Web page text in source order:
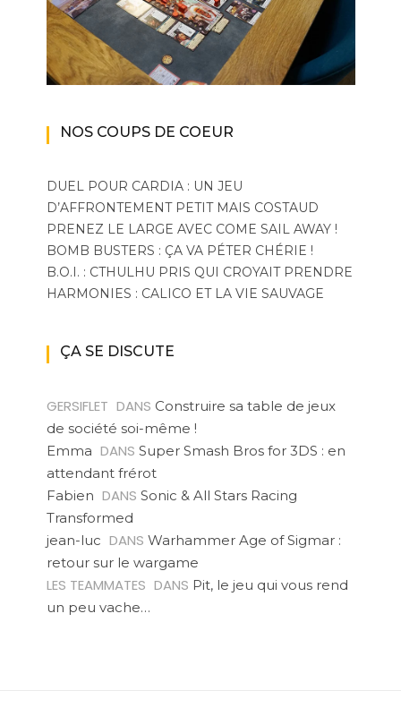
NOS COUPS DE COEUR
DUEL POUR CARDIA : UN JEU
D’AFFRONTEMENT PETIT MAIS COSTAUD
PRENEZ LE LARGE AVEC COME SAIL AWAY !
BOMB BUSTERS : ÇA VA PÉTER CHÉRIE !
B.O.I. : CTHULHU PRIS QUI CROYAIT PRENDRE
HARMONIES : CALICO ET LA VIE SAUVAGE
ÇA SE DISCUTE
GERSIFLET DANS Construire sa table de jeux
de société soi-même !
Emma DANS Super Smash Bros for 3DS : en
attendant frérot
Fabien DANS Sonic & All Stars Racing
Transformed
jean-luc DANS Warhammer Age of Sigmar :
retour sur le wargame
LES TEAMMATES DANS Pit, le jeu qui vous rend
un peu vache…